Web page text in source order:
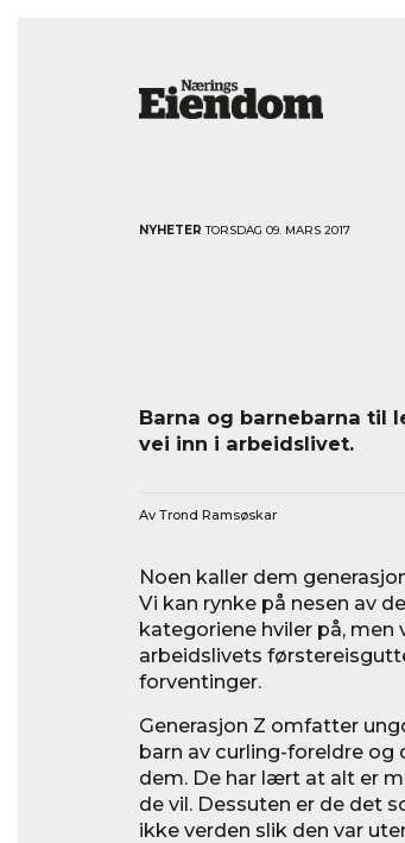
NYHETER TORSDAG 09. MARS 2017
Barna og barnebarna til
vei inn i arbeidslivet.
Av Trond Ramsøskar
Noen kaller dem
Vi kan rynke på nesen av
kategoriene hviler på, men
arbeidslivets
forventinger.
Generasjon Z omfatter
barn av curling-foreldre
dem. De har lært at alt er
de vil. Dessuten er de det
ikke verden slik den var